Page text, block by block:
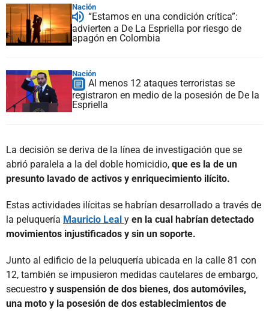
Nación
“Estamos en una condición crítica”:
advierten a De La Espriella por riesgo de
apagón en Colombia
Nación
Al menos 12 ataques terroristas se
registraron en medio de la posesión de De la
Espriella
La decisión se deriva de la línea de investigación que se
abrió paralela a la del doble homicidio, que es la de un
presunto lavado de activos y enriquecimiento ilícito.
Estas actividades ilícitas se habrían desarrollado a través de
la peluquería Mauricio Leal y en la cual habrían detectado
movimientos injustificados y sin un soporte.
Junto al edificio de la peluquería ubicada en la calle 81 con
12, también se impusieron medidas cautelares de embargo,
secuestro y suspensión de dos bienes, dos automóviles,
una moto y la posesión de dos establecimientos de